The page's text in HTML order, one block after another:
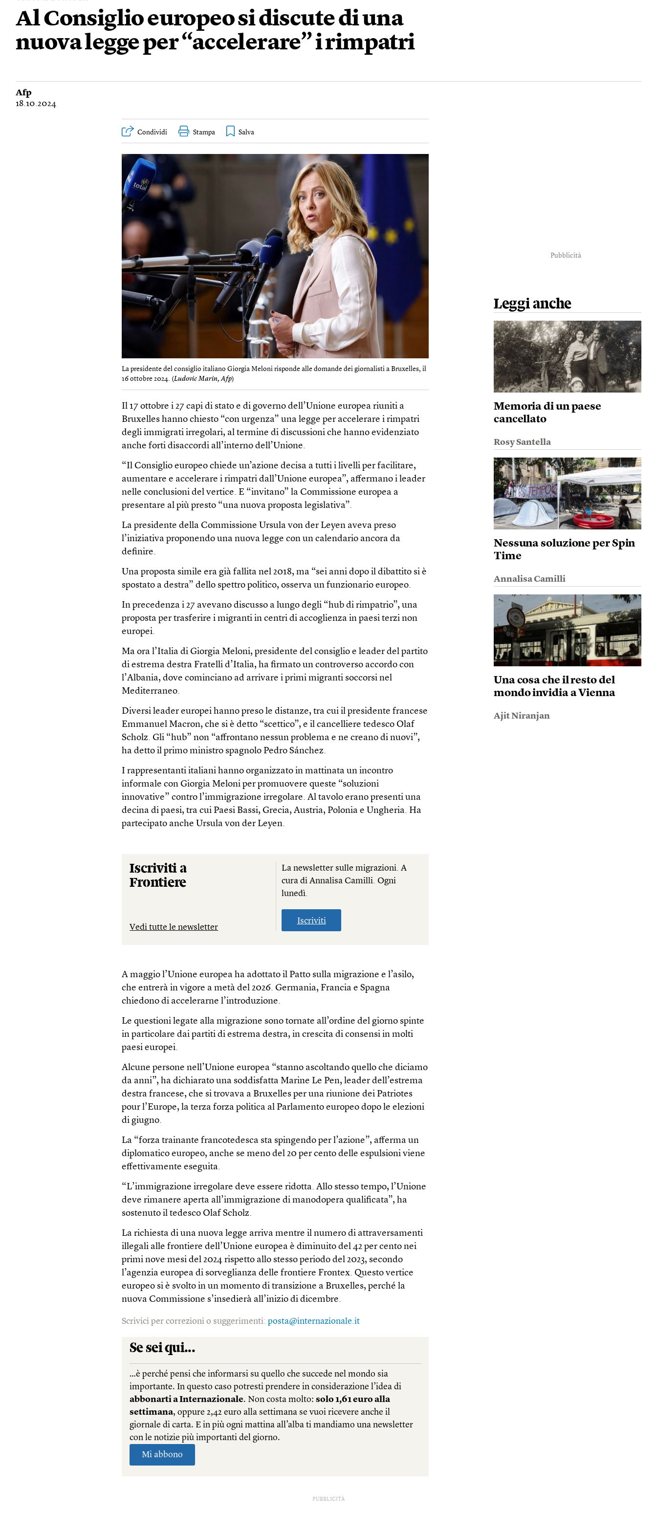
Al Consiglio europeo si discute di una
nuova legge per “accelerare” i rimpatri
Afp
18.10.2024
Condividi Stampa
La presidente del consiglio italiano Giorgia Meloni risponde alle domande dei giornalisti a Bruxelles, il
16 ottobre 2024. (Ludovic Marin, Afp)
Il 17 ottobre i 27 capi di stato e di governo dell’Unione europea riuniti a
Bruxelles hanno chiesto “con urgenza” una legge per accelerare i rimpatri
degli immigrati irregolari, al termine di discussioni che hanno evidenziato
anche forti disaccordi all’interno dell’Unione.
“Il Consiglio europeo chiede un’azione decisa a tutti i livelli per facilitare,
aumentare e accelerare i rimpatri dall’Unione europea”, affermano i leader
nelle conclusioni del vertice. E “invitano” la Commissione europea a
presentare al più presto “una nuova proposta legislativa”.
La presidente della Commissione Ursula von der Leyen aveva preso
l’iniziativa proponendo una nuova legge con un calendario ancora da
definire.
Una proposta simile era già fallita nel 2018, ma “sei anni dopo il dibattito si è
spostato a destra” dello spettro politico, osserva un funzionario europeo.
In precedenza i 27 avevano discusso a lungo degli “hub di rimpatrio”, una
proposta per trasferire i migranti in centri di accoglienza in paesi terzi non
europei.
Ma ora l’Italia di Giorgia Meloni, presidente del consiglio e leader del partito
di estrema destra Fratelli d’Italia, ha firmato un controverso accordo con
l’Albania, dove cominciano ad arrivare i primi migranti soccorsi nel
Mediterraneo.
Diversi leader europei hanno preso le distanze, tra cui il presidente francese
Emmanuel Macron, che si è detto “scettico”, e il cancelliere tedesco Olaf
Scholz. Gli “hub” non “affrontano nessun problema e ne creano di nuovi”,
ha detto il primo ministro spagnolo Pedro Sánchez.
I rappresentanti italiani hanno organizzato in mattinata un incontro
informale con Giorgia Meloni per promuovere queste “soluzioni
innovative” contro l’immigrazione irregolare. Al tavolo erano presenti una
decina di paesi, tra cui Paesi Bassi, Grecia, Austria, Polonia e Ungheria. Ha
partecipato anche Ursula von der Leyen.
Iscriviti a
Frontiere
La newsletter sulle migrazioni. A
cura di Annalisa Camilli. Ogni
lunedì.
Vedi tutte le newsletter
Iscriviti
A maggio l’Unione europea ha adottato il Patto sulla migrazione e l’asilo,
che entrerà in vigore a metà del 2026. Germania, Francia e Spagna
chiedono di accelerarne l’introduzione.
Le questioni legate alla migrazione sono tornate all’ordine del giorno spinte
in particolare dai partiti di estrema destra, in crescita di consensi in molti
paesi europei.
Alcune persone nell’Unione europea “stanno ascoltando quello che diciamo
da anni”, ha dichiarato una soddisfatta Marine Le Pen, leader dell’estrema
destra francese, che si trovava a Bruxelles per una riunione dei Patriotes
pour l’Europe, la terza forza politica al Parlamento europeo dopo le elezioni
di giugno.
La “forza trainante francotedesca sta spingendo per l’azione”, afferma un
diplomatico europeo, anche se meno del 20 per cento delle espulsioni viene
effettivamente eseguita.
“L’immigrazione irregolare deve essere ridotta. Allo stesso tempo, l’Unione
deve rimanere aperta all’immigrazione di manodopera qualificata”, ha
sostenuto il tedesco Olaf Scholz.
La richiesta di una nuova legge arriva mentre il numero di attraversamenti
illegali alle frontiere dell’Unione europea è diminuito del 42 per cento nei
primi nove mesi del 2024 rispetto allo stesso periodo del 2023, secondo
l’agenzia europea di sorveglianza delle frontiere Frontex. Questo vertice
europeo si è svolto in un momento di transizione a Bruxelles, perché la
nuova Commissione s’insedierà all’inizio di dicembre.
Scrivici per correzioni o suggerimenti:posta@internazionale.it
Pubblicità
Leggi anche
Memoria di un paese
cancellato
Rosy Santella
Nessuna soluzione per Spin
Time
Annalisa Camilli
Una cosa che il resto del
mondo invidia a Vienna
Ajit Niranjan
PUBBLICITÀ